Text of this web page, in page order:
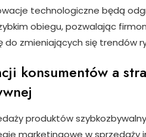
technologiczne będą
obiegu, pozwalając
zmieniających się trendów
konsumentów a
produktów
marketingowe w sprzedaży